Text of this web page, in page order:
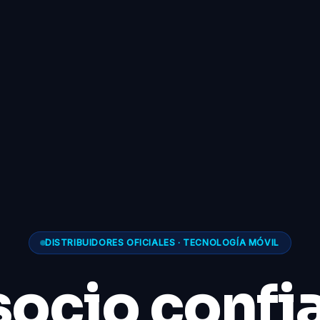
DISTRIBUIDORES OFICIALES · TECNOLOGÍA MÓVIL